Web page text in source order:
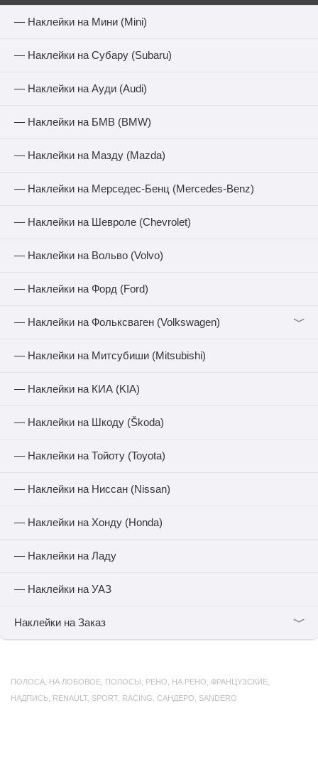
— Наклейки на Мини (Mini)
— Наклейки на Субару (Subaru)
— Наклейки на Ауди (Audi)
— Наклейки на БМВ (BMW)
— Наклейки на Мазду (Mazda)
— Наклейки на Мерседес-Бенц (Mercedes-Benz)
— Наклейки на Шевроле (Chevrolet)
— Наклейки на Вольво (Volvo)
— Наклейки на Форд (Ford)
— Наклейки на Фольксваген (Volkswagen) ﹀
— Наклейки на Митсубиши (Mitsubishi)
— Наклейки на КИА (KIA)
— Наклейки на Шкоду (Škoda)
— Наклейки на Тойоту (Toyota)
— Наклейки на Ниссан (Nissan)
— Наклейки на Хонду (Honda)
— Наклейки на Ладу
— Наклейки на УАЗ
Наклейки на Заказ ﹀
ПОЛОСА НА ЛОБОВОЕ ПОЛОСЫ РЕНО НА РЕНО ФРАНЦУЗСКИЕ
НАДПИСЬ RENAULT, SPORT, RACING САНДЕРО SANDERO